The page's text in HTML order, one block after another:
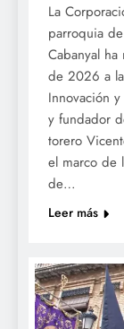
La
parroquia
Cabanyal
de 2026 a
Innovación
y fundador
torero
el marco de
de…
Leer más